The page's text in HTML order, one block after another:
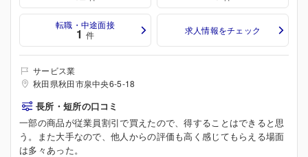
転職・中途面接
1 件 求人情報をチェック
サービス業
秋田県秋田市泉中央6-5-18
長所・短所の口コミ
一部の商品が従業員割引で買えたので、得することはできると思
う。また大手なので、他人からの評価も高く感じてもらえる場面
は多々あった。